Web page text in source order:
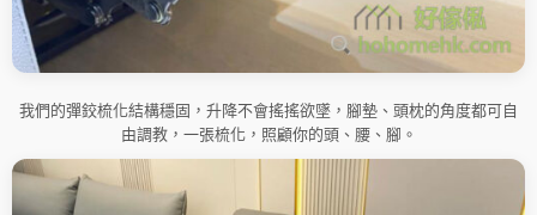
我們的彈鉸梳化結構穩固，升降不會搖搖欲墜，腳墊、頭枕的角度都可自
由調教，一張梳化，照顧你的頭、腰、腳。